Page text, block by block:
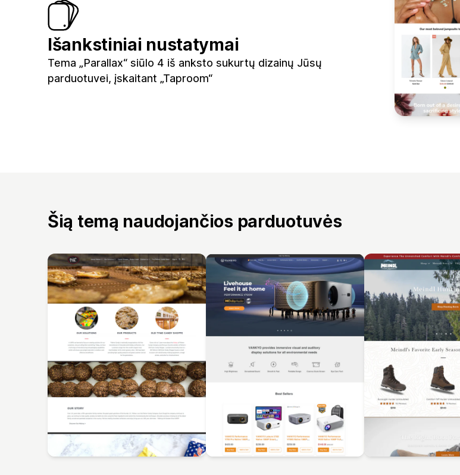
Išankstiniai nustatymai
Tema „Parallax“ siūlo 4 iš anksto sukurtų dizainų Jūsų
parduotuvei, įskaitant „Taproom“
Šią temą naudojančios parduotuvės